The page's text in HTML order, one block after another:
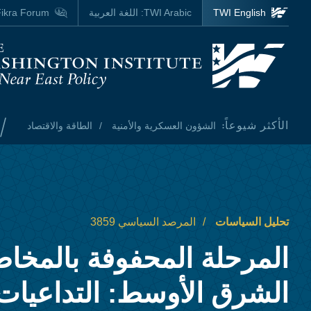
Skip to main content
Homepage
الأكثر شيوعاً: الشؤون العسكرية والأمنية الطاقة والاقتصاد /
TWI English
TWI Arabic: اللغة العربية Forum
تحليل السياسات المرصد السياسي 3859
المرحلة المحفوفة
الشرق الأوسط: